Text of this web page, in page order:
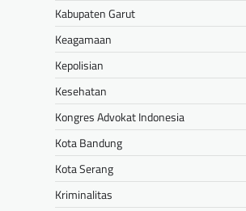
Kabupaten Garut
Keagamaan
Kepolisian
Kesehatan
Kongres Advokat Indonesia
Kota Bandung
Kota Serang
Kriminalitas